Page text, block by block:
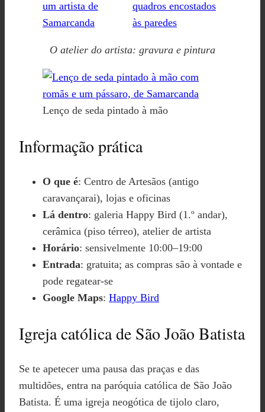
O atelier do artista: gravura e pintura
Lenço de seda pintado à mão
Informação prática
O que é: Centro de Artesãos (antigo
caravançarai), lojas e oficinas
Lá dentro: galeria Happy Bird (1.º andar),
cerâmica (piso térreo), atelier de artista
Horário: sensivelmente 10:00–19:00
Entrada: gratuita; as compras são à vontade e
pode regatear-se
Google Maps: Happy Bird
Igreja católica de São João Batista
Se te apetecer uma pausa das praças e das
multidões, entra na paróquia católica de São João
Batista. É uma igreja neogótica de tijolo claro,